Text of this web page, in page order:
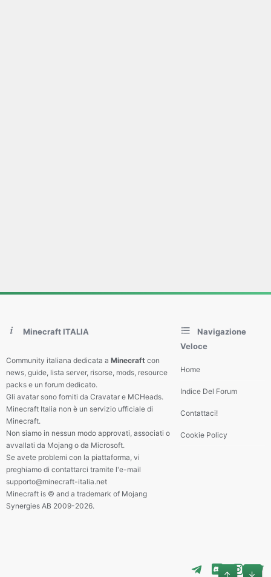
Minecraft ITALIA
Community italiana dedicata a Minecraft con
news, guide, lista server, risorse, mods, resource
packs e un forum dedicato.
Gli avatar sono forniti da Cravatar e MCHeads.
Minecraft Italia non è un servizio ufficiale di
Minecraft.
Non siamo in nessun modo approvati, associati o
avvallati da Mojang o da Microsoft.
Se avete problemi con la piattaforma, vi
preghiamo di contattarci tramite l'e-mail
supporto@minecraft-italia.net
Minecraft is © and a trademark of Mojang
Synergies AB 2009-2026.
Navigazione
Veloce
Home
Indice Del Forum
Contattaci!
Cookie Policy